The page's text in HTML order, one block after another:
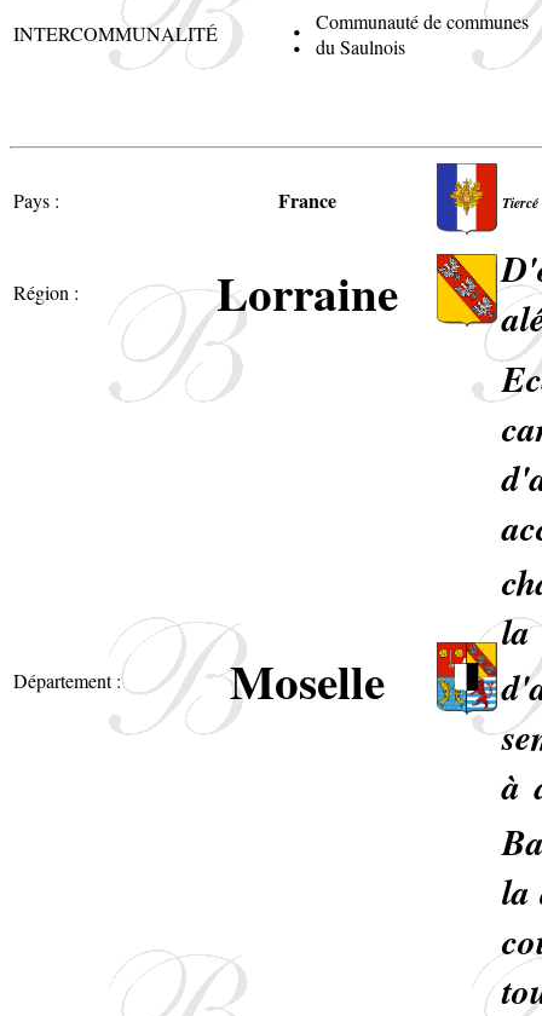
INTERCOMMUNALITÉ :
Communauté de communes
du Saulnois
Pays : France
Région : Lorraine
Département : Moselle
la
à
la